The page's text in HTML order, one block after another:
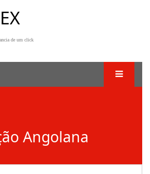
de um click
Angolana